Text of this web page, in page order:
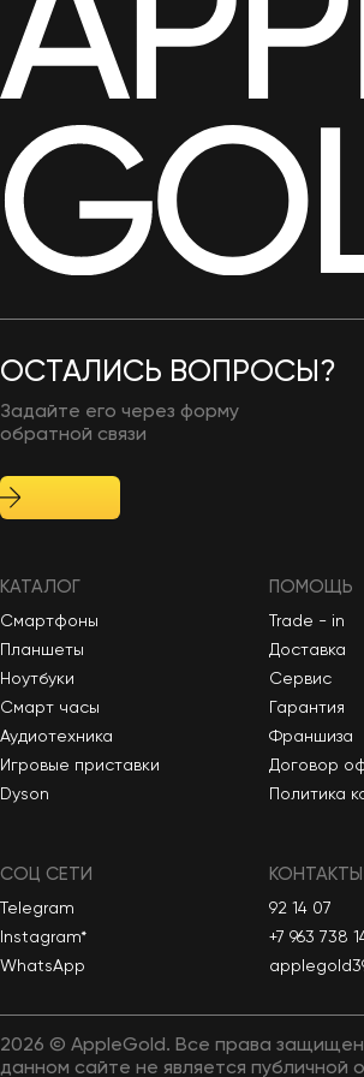
iPhone 17 256Gb Sage (без
74 990
ОСТАЛИСЬ ВОПРОСЫ?
Задайте его через форму
обратной связи
КАТАЛОГ
Смартфоны
Планшеты
Ноутбуки
Смарт часы
Аудиотехника
Игровые приставки
Dyson
ПОМОЩЬ
Trade - in
Доставка
Сервис
Гарантия
Франшиза
Договор
Политика
СОЦ СЕТИ
Telegram
Instagram*
WhatsApp
КОНТАКТЫ
92 14 07
+7 963 738
2026 © AppleGold. Все права
данном сайте не является публичной